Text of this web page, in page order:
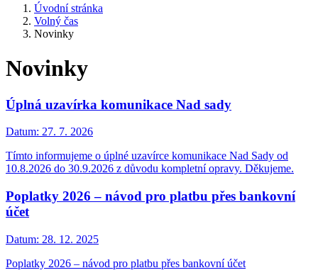
Úvodní stránka
Volný čas
Novinky
Novinky
Úplná uzavírka komunikace Nad sady
Datum: 27. 7. 2026
Tímto informujeme o úplné uzavírce komunikace Nad Sady od
10.8.2026 do 30.9.2026 z důvodu kompletní opravy. Děkujeme.
Poplatky 2026 – návod pro platbu přes bankovní
účet
Datum: 28. 12. 2025
Poplatky 2026 – návod pro platbu přes bankovní účet